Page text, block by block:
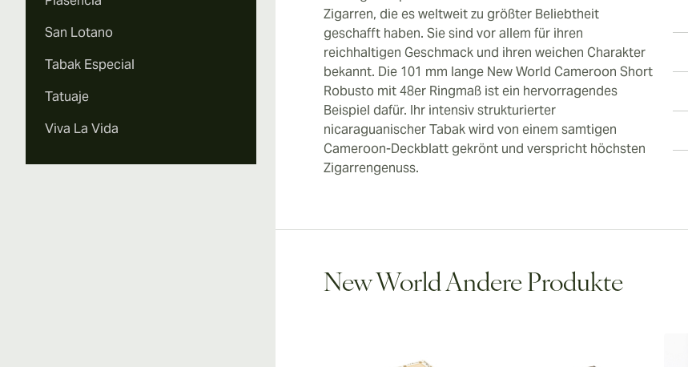
San Lotano
Tabak Especial
Tatuaje
Viva La Vida
Zigarren, die es weltweit zu größter Beliebtheit
geschafft haben. Sie sind vor allem für ihren
reichhaltigen Geschmack und ihren weichen Charakter
bekannt. Die 101 mm lange New World Cameroon Short
Robusto mit 48er Ringmaß ist ein hervorragendes
Beispiel dafür. Ihr intensiv strukturierter
nicaraguanischer Tabak wird von einem samtigen
Cameroon-Deckblatt gekrönt und verspricht höchsten
Zigarrengenuss.
New World Andere Produkte